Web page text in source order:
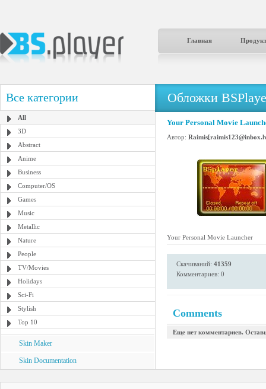
Главная
Все категории
All
3D
Abstract
Anime
Business
Computer/OS
Games
Music
Metallic
Nature
People
TV/Movies
Holidays
Sci-Fi
Stylish
Top 10
Skin Maker
Skin Documentation
Обложки
Your Personal Movie
Автор:
Your Personal Movie Launcher
Скачиваний: 41359
Комментариев: 0
Comments
Еще нет комментариев.